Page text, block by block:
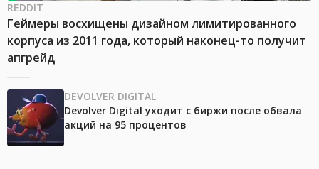
REDDIT
Геймеры восхищены дизайном лимитированного
корпуса из 2011 года, который наконец-то получит
апгрейд
DEVOLVER DIGITAL
Devolver Digital уходит с биржи после обвала
акций на 95 процентов